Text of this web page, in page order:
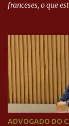
franceses, o que
Neymar Pai nega
ADVOGADO DO